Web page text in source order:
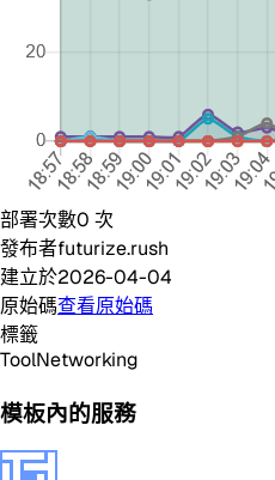
部署次數0 次
發布者futurize.rush
建立於2026-04-04
原始碼查看原始碼
標籤
ToolNetworking
模板內的服務